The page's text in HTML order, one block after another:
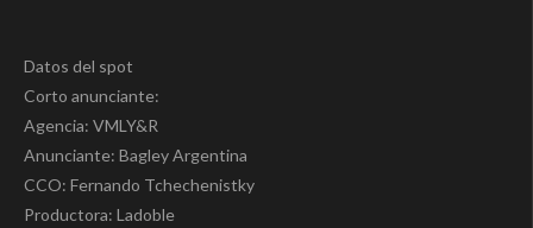
Datos del spot
Corto anunciante:
Agencia: VMLY&R
Anunciante: Bagley Argentina
CCO: Fernando Tchechenistky
Productora: Ladoble